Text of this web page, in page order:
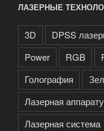
ЛАЗЕРНЫЕ
3D DPSS
Power
RGB
Голография
Лазерная
Лазерная система